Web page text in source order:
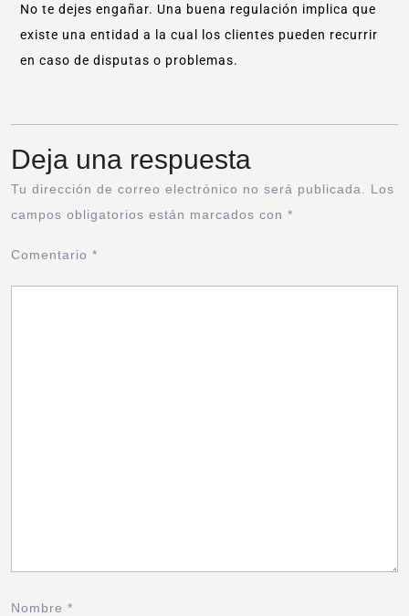
No te dejes engañar. Una buena regulación implica que
existe una entidad a la cual los clientes pueden recurrir
en caso de disputas o problemas.
Deja una respuesta
Tu dirección de correo electrónico no será publicada.
Los
campos obligatorios están marcados con *
Comentario *
Nombre *